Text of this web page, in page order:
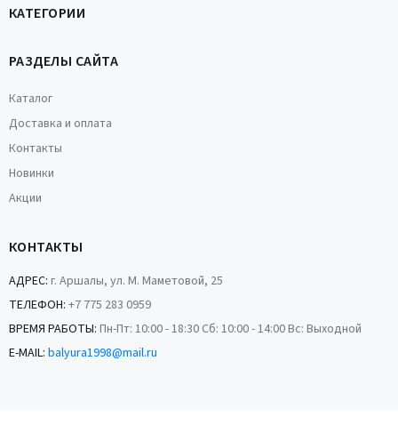
КАТЕГОРИИ
РАЗДЕЛЫ САЙТА
Каталог
Доставка и оплата
Контакты
Новинки
Акции
КОНТАКТЫ
АДРЕС: г. Аршалы, ул. М. Маметовой, 25
ТЕЛЕФОН: +7 775 283 0959
ВРЕМЯ РАБОТЫ: Пн-Пт: 10:00 - 18:30 Сб: 10:00 - 14:00 Вс: Выходной
E-MAIL: balyura1998@mail.ru